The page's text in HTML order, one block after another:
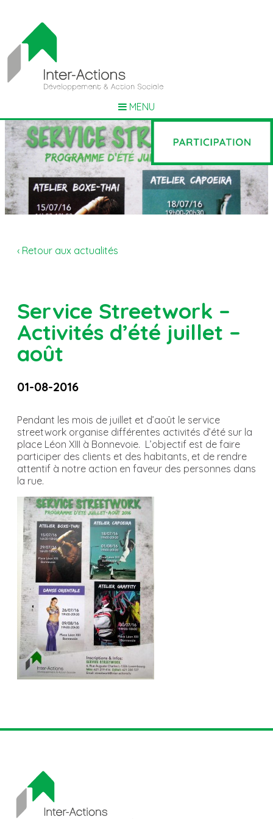
MENU
‹ Retour aux actualités
Service Streetwork –
Activités d’été juillet –
août
01-08-2016
Pendant les mois de juillet et d’août le service
streetwork organise différentes activités d’été sur la
place Léon XIII à Bonnevoie. L’objectif est de faire
participer des clients et des habitants, et de rendre
attentif à notre action en faveur des personnes dans
la rue.